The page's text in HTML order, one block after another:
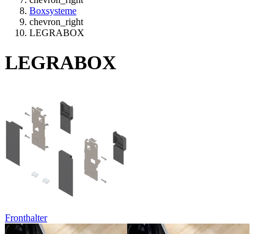
Boxsysteme
chevron_right
LEGRABOX
LEGRABOX
Fronthalter